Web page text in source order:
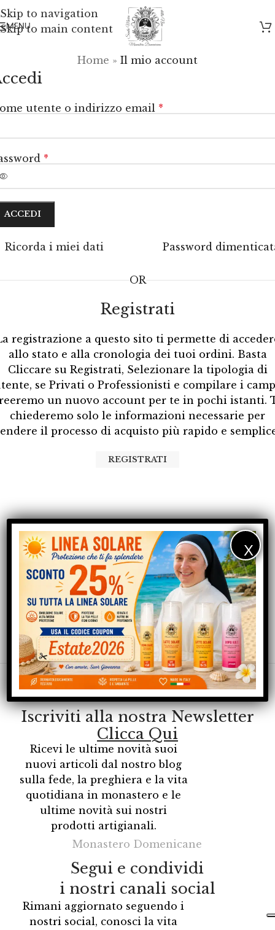
Skip to navigation
Skip to main content
MENU
Home » Il mio account
utente o indirizzo email *
*
ACCEDI
Password
Ricorda i miei dati
OR
Registrati
registrazione a questo sito ti permette di
allo stato e alla cronologia dei tuoi ordini. Basta
Cliccare su Registrati, Selezionare la tipologia di
se Privati o Professionisti e compilare i
un nuovo account per te in pochi istanti.
chiederemo solo le informazioni necessarie per
il processo di acquisto più rapido e
REGISTRATI
Rimani sempre aggiornato
Iscriviti alla nostra Newsletter
Clicca Qui
Ricevi le ultime novità suoi
nuovi articoli dal nostro blog
sulla fede, la preghiera e la vita
quotidiana in monastero e le
ultime novità sui nostri
prodotti artigianali.
Monastero Domenicane
Segui e condividi
i nostri canali social
Rimani aggiornato seguendo i
nostri social, conosci la vita